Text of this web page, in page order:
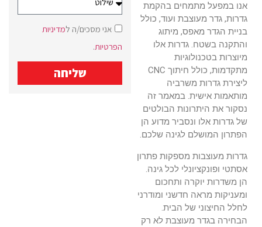
אנו במפעל מתמחים בהקמת
גדרות, גדר מעוצבת ועוד, כולל
בניית הגדר מאפס, מיתוג
והתקנה בשטח. גדרות אלו
מיוצרות בטכנולוגיות
מתקדמות, כולל חיתוך CNC
ליצירת גדרות משרביה
מותאמות אישית. במאמר זה
נסקור את היתרונות הבולטים
של גדרות אלו ונסביר מדוע הן
הפתרון המושלם לגינה שלכם.
גדרות מעוצבות מספקות פתרון
אסתטי ופונקציונלי לכל גינה.
הן משדרות יוקרה ותחכום
ומעניקות מראה חדשני ומודרני
לחלל החיצוני של הבית.
הבחירה בגדר מעוצבת לא רק
אני מסכים/ה למדיניות
הפרטיות.
שליחה